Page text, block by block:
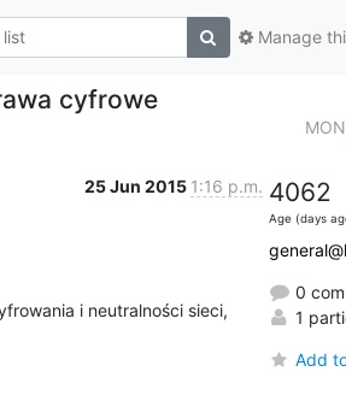
Manage
cyfrowe
25 Jun 2015 1:16 p.m.
i neutralności sieci,
4062
Age (days
0
1
Add